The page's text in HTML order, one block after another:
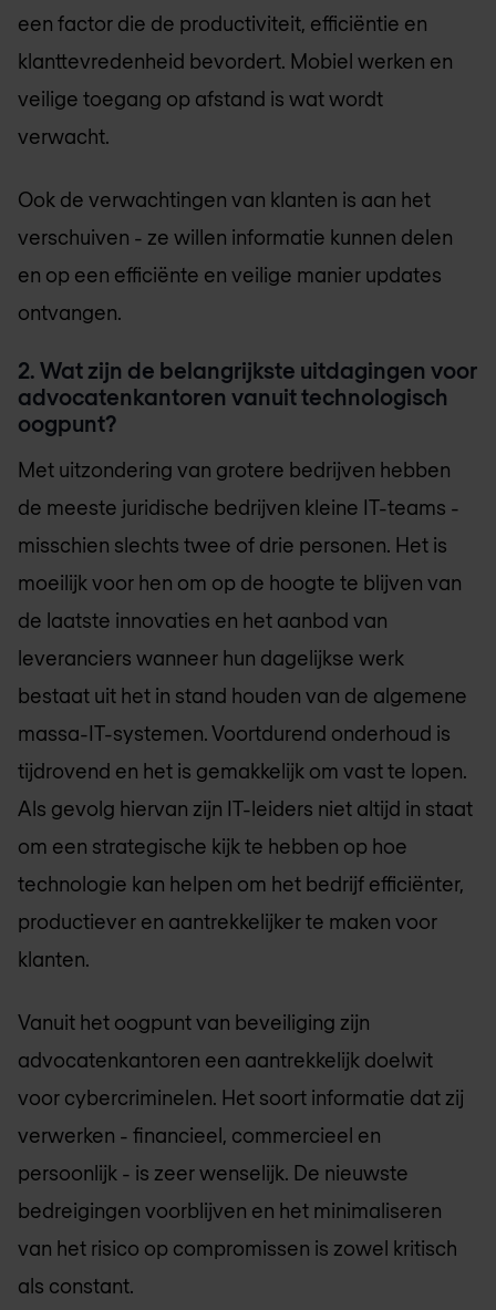
een factor die de productiviteit, efficiëntie en
klanttevredenheid bevordert. Mobiel werken en
veilige toegang op afstand is wat wordt
verwacht.
Ook de verwachtingen van klanten is aan het
verschuiven - ze willen informatie kunnen delen
en op een efficiënte en veilige manier updates
ontvangen.
2. Wat zijn de belangrijkste uitdagingen voor
advocatenkantoren vanuit technologisch
oogpunt?
Met uitzondering van grotere bedrijven hebben
de meeste juridische bedrijven kleine IT-teams -
misschien slechts twee of drie personen. Het is
moeilijk voor hen om op de hoogte te blijven van
de laatste innovaties en het aanbod van
leveranciers wanneer hun dagelijkse werk
bestaat uit het in stand houden van de algemene
massa-IT-systemen. Voortdurend onderhoud is
tijdrovend en het is gemakkelijk om vast te lopen.
Als gevolg hiervan zijn IT-leiders niet altijd in staat
om een strategische kijk te hebben op hoe
technologie kan helpen om het bedrijf efficiënter,
productiever en aantrekkelijker te maken voor
klanten.
Vanuit het oogpunt van beveiliging zijn
advocatenkantoren een aantrekkelijk doelwit
voor cybercriminelen. Het soort informatie dat zij
verwerken - financieel, commercieel en
persoonlijk - is zeer wenselijk. De nieuwste
bedreigingen voorblijven en het minimaliseren
van het risico op compromissen is zowel kritisch
als constant.